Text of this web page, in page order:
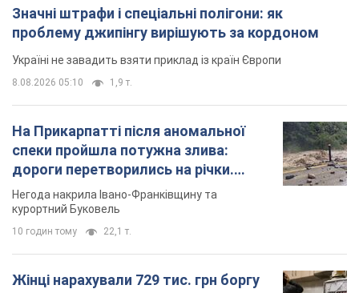
дороги перетворились на річки.
Відео
Негода накрила Івано-Франківщину та
за газ через покази зіпсованого
лічильника: суддя ухвалив
неочікуване рішення
5 годин тому 30,6 т.